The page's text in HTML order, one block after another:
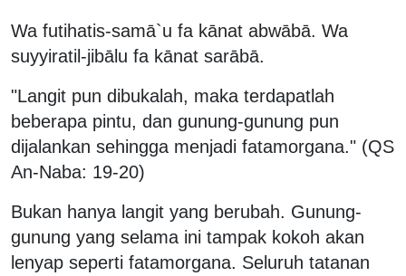
Wa futihatis-samā`u fa kānat abwābā. Wa
suyyiratil-jibālu fa kānat sarābā.
"Langit pun dibukalah, maka terdapatlah
beberapa pintu, dan gunung-gunung pun
dijalankan sehingga menjadi fatamorgana." (QS
An-Naba: 19-20)
Bukan hanya langit yang berubah. Gunung-
gunung yang selama ini tampak kokoh akan
lenyap seperti fatamorgana. Seluruh tatanan